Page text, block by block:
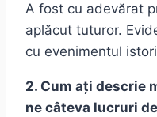
A fost cu adevărat
aplăcut tuturor.
cu evenimentul
2. Cum ați descrie
ne câteva lucruri